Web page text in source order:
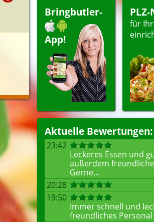
Bringbutler-
App!
für
Aktuelle Bewertungen:
23:42
Leckeres Essen und
außerdem
Gerne...
20:28
19:50
Immer schnell und
freundliches Personal
Uhr bestellen